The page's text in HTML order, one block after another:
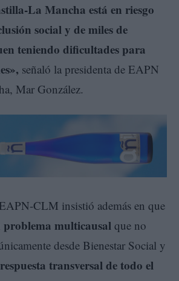
La Mancha está en riesgo
social y de miles de
teniendo dificultades para
señaló la presidenta de EAPN
Mar González.
CLM insistió además en que
problema multicausal que no
desde Bienestar Social y
respuesta transversal de todo el